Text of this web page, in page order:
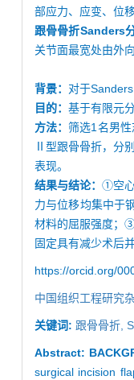
部应力、应变、位
跟骨骨折Sanders分
关节面最宽处由外
背景： 对于
目的： 基于有限元
方法：筛选1名男
Ⅱ型跟骨骨折，分
表现。
结果与结论：①空心
力与位移均集中于
材料的屈服强度；
固定具有减少术后
https://orcid.org/
中国组织工程研究
关键词: 跟骨骨折,
Abstract:
surgical incision